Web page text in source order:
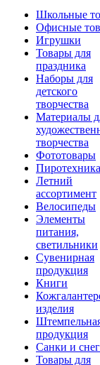
Школьные
Офисные
Игрушки
Товары для
праздника
Наборы для
детского
творчества
Материалы
творчества
Фототовары
Пиротехника
Летний
ассортимент
Велосипеды
Элементы
питания,
светильники
Сувенирная
продукция
Книги
изделия
продукция
Санки и
Товары для